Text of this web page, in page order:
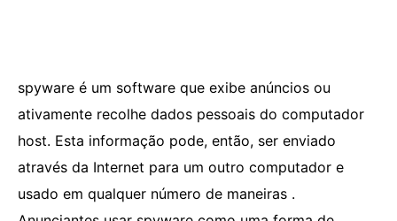
spyware é um software que exibe anúncios ou
ativamente recolhe dados pessoais do computador
host. Esta informação pode, então, ser enviado
através da Internet para um outro computador e
usado em qualquer número de maneiras .